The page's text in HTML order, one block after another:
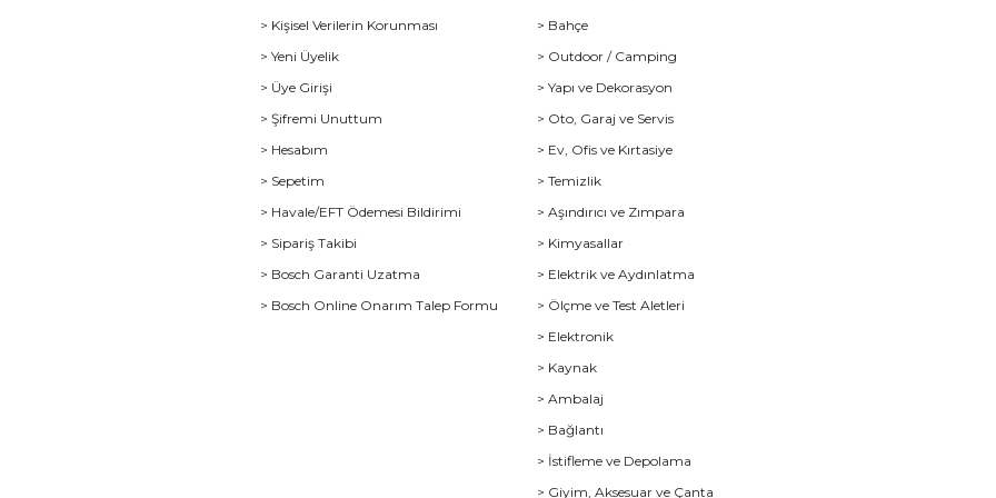
> Kişisel Verilerin Korunması
> Yeni Üyelik
> Üye Girişi
> Şifremi Unuttum
> Hesabım
> Sepetim
> Havale/EFT Ödemesi Bildirimi
> Sipariş Takibi
> Bosch Garanti Uzatma
> Bosch Online Onarım Talep Formu
> Bahçe
> Outdoor / Camping
> Yapı ve Dekorasyon
> Oto, Garaj ve Servis
> Ev, Ofis ve Kırtasiye
> Temizlik
> Aşındırıcı ve Zımpara
> Kimyasallar
> Elektrik ve Aydınlatma
> Ölçme ve Test Aletleri
> Elektronik
> Kaynak
> Ambalaj
> Bağlantı
> İstifleme ve Depolama
> Giyim, Aksesuar ve Çanta